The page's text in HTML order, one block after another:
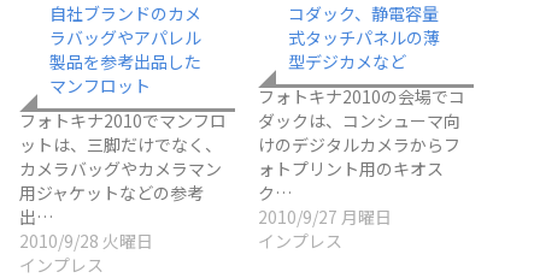
自社ブランドのカメ
ラバッグやアパレル
製品を参考出品した
マンフロット
フォトキナ2010でマンフロ
ットは、三脚だけでなく、
カメラバッグやカメラマン
用ジャケットなどの参考
出…
2010/9/28 火曜日
インプレス
コダック、静電容量
式タッチパネルの薄
型デジカメなど
フォトキナ2010の会場でコ
ダックは、コンシューマ向
けのデジタルカメラからフ
ォトプリント用のキオス
ク…
2010/9/27 月曜日
インプレス